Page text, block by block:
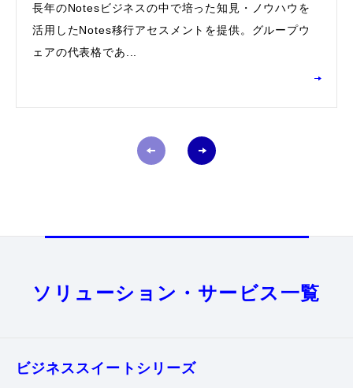
長年のNotesビジネスの中で培った知見・ノウハウを
活用したNotes移行アセスメントを提供。グループウ
ェアの代表格であ...
ソリューション・サービス一覧
ビジネススイート シリーズ